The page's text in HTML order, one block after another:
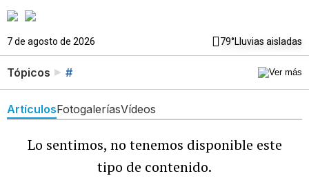
7 de agosto de 2026 79°Lluvias aisladas
Tópicos #
ArtículosFotogaleríasVídeos
Lo sentimos, no tenemos disponible este
tipo de contenido.